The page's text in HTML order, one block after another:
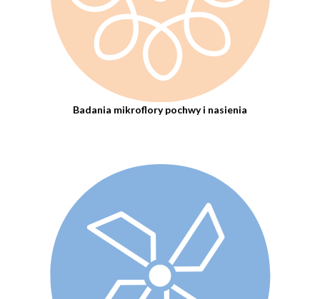
Badania mikroflory pochwy i nasienia